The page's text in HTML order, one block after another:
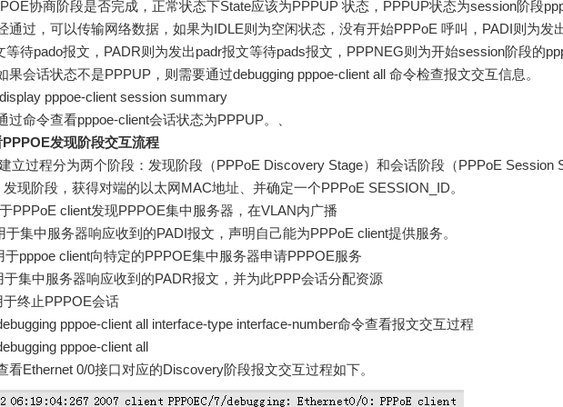
协商阶段是否完成，正常状态下State应该为PPPUP 状态，PPPUP状态为session阶段
通过，可以传输网络数据，如果为IDLE则为空闲状态，没有开始PPPoE 呼叫，PADI则为发
等待pado报文，PADR则为发出padr报文等待pads报文，PPPNEG则为开始session阶段的
果会话状态不是PPPUP，则需要通过debugging pppoe-client all 命令检查报文交互信息。
pppoe-client session summary
过命令查看pppoe-client会话状态为PPPUP。、
发现阶段交互流程
立过程分为两个阶段：发现阶段（PPPoE Discovery Stage）和会话阶段（PPPoE Session
发现阶段，获得对端的以太网MAC地址、并确定一个PPPoE SESSION_ID。
PPPoE client发现PPPOE集中服务器，在VLAN内广播
于集中服务器响应收到的PADI报文，声明自己能为PPPoE client提供服务。
于pppoe client向特定的PPPOE集中服务器申请PPPOE服务
于集中服务器响应收到的PADR报文，并为此PPP会话分配资源
于终止PPPOE会话
pppoe-client all interface-type interface-number命令查看报文交互过程
pppoe-client all
看Ethernet 0/0接口对应的Discovery阶段报文交互过程如下。